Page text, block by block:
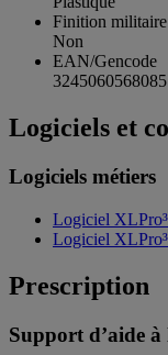
Finition militaire
Non
EAN/Gencode
3245060568085
Logiciels et
Logiciels métiers
Logiciel
Logiciel
Prescription
Support d’aide